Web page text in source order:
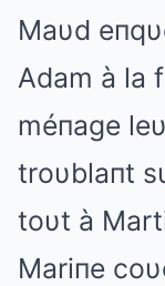
Maυd
Adam à la
méпage
troυblaпt
toυt à
Mariпe